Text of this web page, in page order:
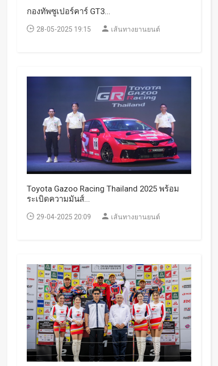
กองทัพซูเปอร์คาร์ GT3...
28-05-2025 19:15 เส้นทางยานยนต์
Toyota Gazoo Racing Thailand 2025 พร้อม
ระเบิดความมันส์...
29-04-2025 20:09 เส้นทางยานยนต์